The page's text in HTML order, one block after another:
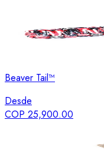
Beaver Tail™
Desde
COP 25,900.00